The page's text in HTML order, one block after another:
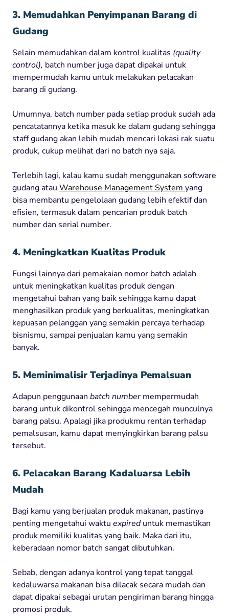
3. Memudahkan Penyimpanan Barang di
Gudang
Selain memudahkan dalam kontrol kualitas (quality
control), batch number juga dapat dipakai untuk
mempermudah kamu untuk melakukan pelacakan
barang di gudang.
Umumnya, batch number pada setiap produk sudah ada
pencatatannya ketika masuk ke dalam gudang sehingga
staff gudang akan lebih mudah mencari lokasi rak suatu
produk, cukup melihat dari no batch nya saja.
Terlebih lagi, kalau kamu sudah menggunakan software
gudang atau Warehouse Management System yang
bisa membantu pengelolaan gudang lebih efektif dan
efisien, termasuk dalam pencarian produk batch
number dan serial number.
4. Meningkatkan Kualitas Produk
Fungsi lainnya dari pemakaian nomor batch adalah
untuk meningkatkan kualitas produk dengan
mengetahui bahan yang baik sehingga kamu dapat
menghasilkan produk yang berkualitas, meningkatkan
kepuasan pelanggan yang semakin percaya terhadap
bisnismu, sampai penjualan kamu yang semakin
banyak.
5. Meminimalisir Terjadinya Pemalsuan
Adapun penggunaan batch number mempermudah
barang untuk dikontrol sehingga mencegah munculnya
barang palsu. Apalagi jika produkmu rentan terhadap
pemalsusan, kamu dapat menyingkirkan barang palsu
tersebut.
6. Pelacakan Barang Kadaluarsa Lebih
Mudah
Bagi kamu yang berjualan produk makanan, pastinya
penting mengetahui waktu expireduntuk memastikan
produk memiliki kualitas yang baik. Maka dari itu,
keberadaan nomor batch sangat dibutuhkan.
Sebab, dengan adanya kontrol yang tepat tanggal
kedaluwarsa makanan bisa dilacak secara mudah dan
dapat dipakai sebagai urutan pengiriman barang hingga
promosi produk.